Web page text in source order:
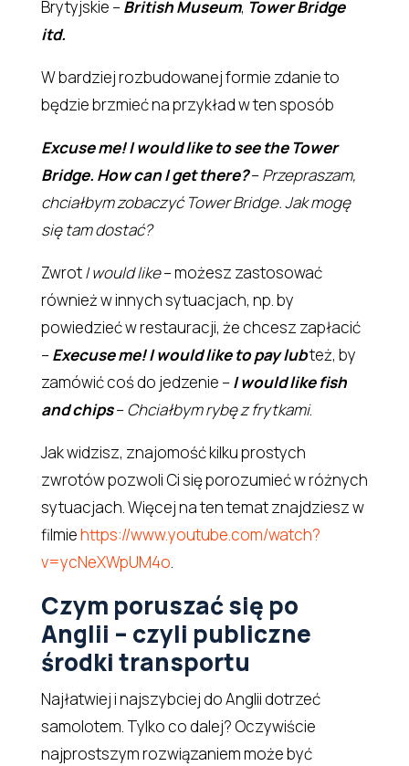
Brytyjskie –British Museum, Tower Bridge
itd.
W bardziej rozbudowanej formie zdanie to
będzie brzmieć na przykład w ten sposób
Excuse me! I would like to see the Tower
Bridge. How can I get there?–Przepraszam,
chciałbym zobaczyć Tower Bridge. Jak mogę
się tam dostać?
ZwrotI would like– możesz zastosować
również w innych sytuacjach, np. by
powiedzieć w restauracji, że chcesz zapłacić
–Execuse me! I would like to pay lubteż, by
zamówić coś do jedzenie –I would like fish
and chips–Chciałbym rybę z frytkami.
Jak widzisz, znajomość kilku prostych
zwrotów pozwoli Ci się porozumieć w różnych
sytuacjach. Więcej na ten temat znajdziesz w
filmiehttps://www.youtube.com/watch?
v=ycNeXWpUM4o.
Czym poruszać się po
Anglii – czyli publiczne
środki transportu
Najłatwiej i najszybciej do Anglii dotrzeć
samolotem. Tylko co dalej? Oczywiście
najprostszym rozwiązaniem może być